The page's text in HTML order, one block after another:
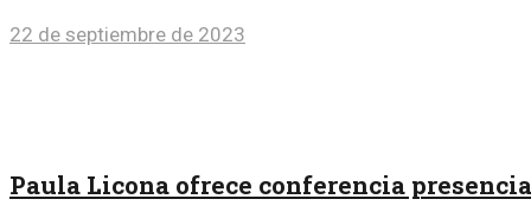
22 de septiembre de 2023
Paula Licona ofrece conferencia